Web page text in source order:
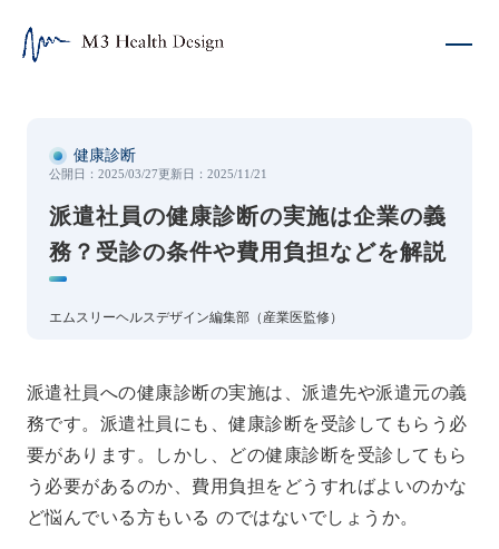
健康診断
公開日： 2025/03/27更新日： 2025/11/21
派遣社員の健康診断の実施は企業の義
務？受診の条件や費用負担などを解説
エムスリーヘルスデザイン編集部（産業医監修）
派遣社員への健康診断の実施は、派遣先や派遣元の義
務です。派遣社員にも、健康診断を受診してもらう必
要があります。しかし、どの健康診断を受診してもら
う必要があるのか、費用負担をどうすればよいのかな
ど悩んでいる方もいる のではないでしょうか。